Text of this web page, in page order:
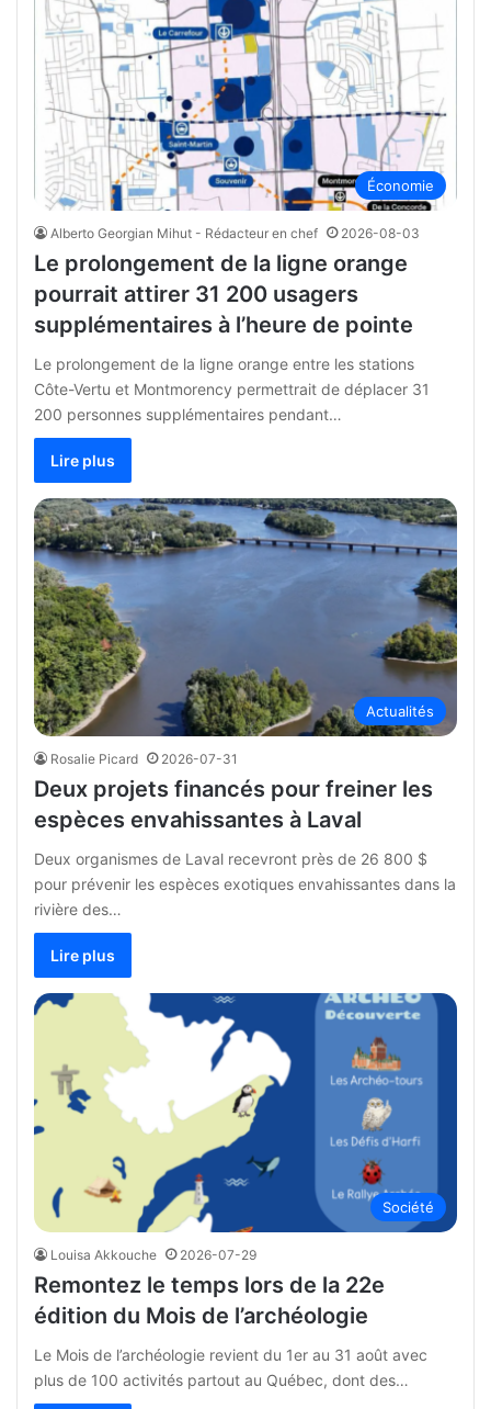
Économie
Alberto Georgian Mihut - Rédacteur en chef 2026-08-03
Le prolongement de la ligne orange
pourrait attirer 31 200 usagers
supplémentaires à l’heure de pointe
Le prolongement de la ligne orange entre les stations
Côte-Vertu et Montmorency permettrait de déplacer 31
200 personnes supplémentaires pendant…
Lire plus
Actualités
Rosalie Picard 2026-07-31
Deux projets financés pour freiner les
espèces envahissantes à Laval
Deux organismes de Laval recevront près de 26 800 $
pour prévenir les espèces exotiques envahissantes dans la
rivière des…
Lire plus
Société
Louisa Akkouche 2026-07-29
Remontez le temps lors de la 22e
édition du Mois de l’archéologie
Le Mois de l’archéologie revient du 1er au 31 août avec
plus de 100 activités partout au Québec, dont des…